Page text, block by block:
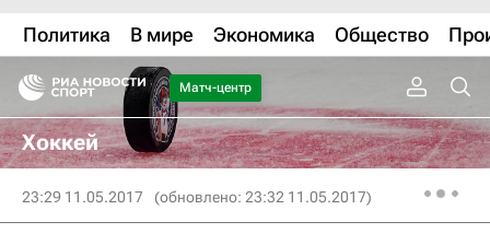
Политика В мире Экономика Общество
Матч-центр
Хоккей
23:29 11.05.2017 (обновлено: 23:32 11.05.2017)